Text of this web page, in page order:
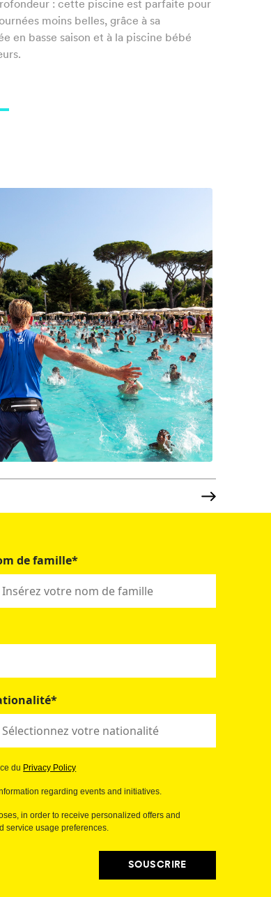
: cette piscine est parfaite pour
moins belles, grâce à sa
en basse saison et à la piscine bébé
de famille*
du Privacy Policy
regarding events and initiatives.
in order to receive personalized offers and
service usage preferences.
SOUSCRIRE